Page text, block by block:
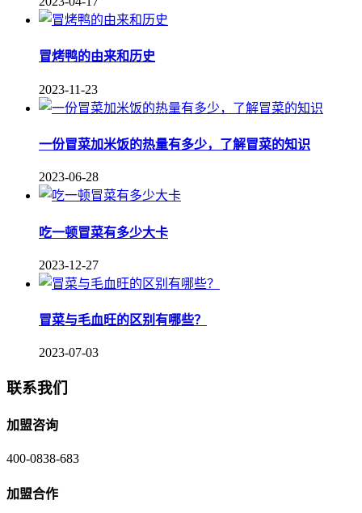
冒烤鸭的由来和历史
2023-11-23
一份冒菜加米饭的热量有多少，了解冒菜的知识
2023-06-28
吃一顿冒菜有多少大卡
2023-12-27
冒菜与毛血旺的区别有哪些？
2023-07-03
联系我们
加盟咨询
400-0838-683
加盟合作